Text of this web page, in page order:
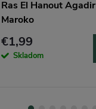
Ras El Hanout
Maroko
€1,99
Skladom